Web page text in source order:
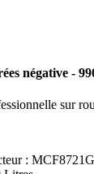
négative -
sur
: